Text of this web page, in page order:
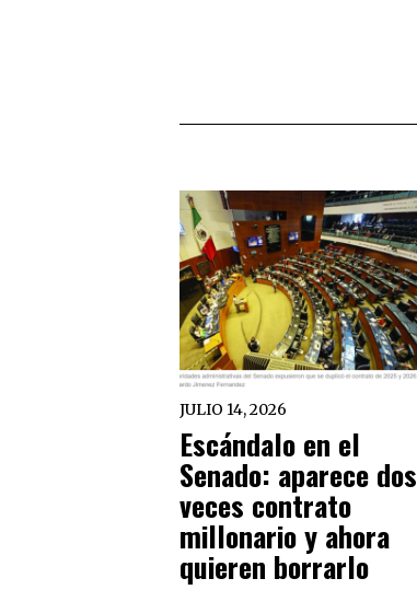
JULIO 14, 2026
Escándalo en el
Senado: aparece dos
veces contrato
millonario y ahora
quieren borrarlo